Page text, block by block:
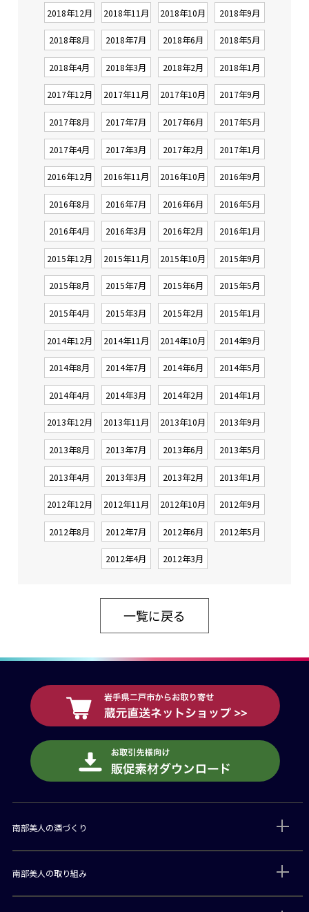
2018年12月 2018年11月 2018年10月 2018年9月
2018年8月 2018年7月 2018年6月 2018年5月
2018年4月 2018年3月 2018年2月 2018年1月
2017年12月 2017年11月 2017年10月 2017年9月
2017年8月 2017年7月 2017年6月 2017年5月
2017年4月 2017年3月 2017年2月 2017年1月
2016年12月 2016年11月 2016年10月 2016年9月
2016年8月 2016年7月 2016年6月 2016年5月
2016年4月 2016年3月 2016年2月 2016年1月
2015年12月 2015年11月 2015年10月 2015年9月
2015年8月 2015年7月 2015年6月 2015年5月
2015年4月 2015年3月 2015年2月 2015年1月
2014年12月 2014年11月 2014年10月 2014年9月
2014年8月 2014年7月 2014年6月 2014年5月
2014年4月 2014年3月 2014年2月 2014年1月
2013年12月 2013年11月 2013年10月 2013年9月
2013年8月 2013年7月 2013年6月 2013年5月
2013年4月 2013年3月 2013年2月 2013年1月
2012年12月 2012年11月 2012年10月 2012年9月
2012年8月 2012年7月 2012年6月 2012年5月
2012年4月 2012年3月
一覧に戻る
南部美人の酒づくり
南部美人の取り組み